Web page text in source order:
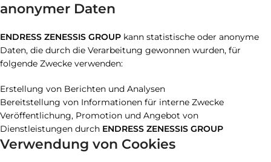
anonymer Daten
ENDRESS ZENESSIS GROUP kann statistische oder anonyme
Daten, die durch die Verarbeitung gewonnen wurden, für
folgende Zwecke verwenden:
Erstellung von Berichten und Analysen
Bereitstellung von Informationen für interne Zwecke
Veröffentlichung, Promotion und Angebot von
Dienstleistungen durch ENDRESS ZENESSIS GROUP
Verwendung von Cookies